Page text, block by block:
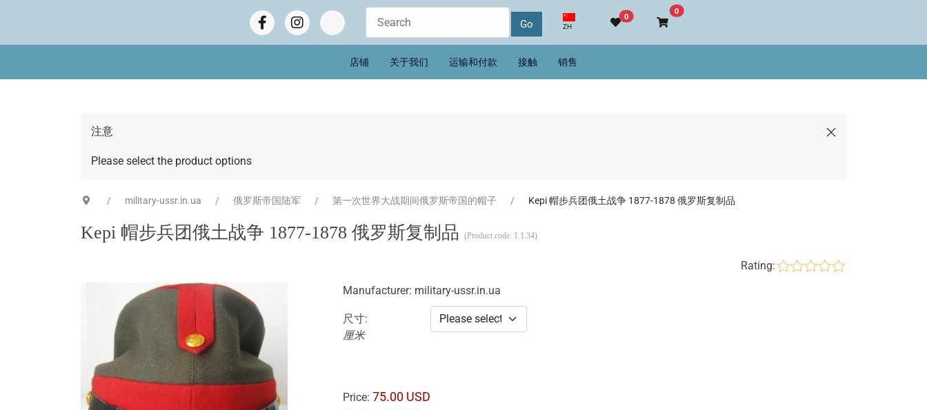
选择你的语音
ZH
0
0Go to cart
店铺 关于我们 运输和付款 接触 销售
注意
Please select the product options
military-ussr.in.ua 俄罗斯帝国陆军 第一次世界大战期间俄罗斯帝国的帽子 Kepi​​ 帽步兵团俄土战争 1877-1878 俄罗斯复制品
Kepi​​ 帽步兵团俄土战争 1877-1878 俄罗斯复制品 (Product code: 1.1.34)
Rating:
Manufacturer: military-ussr.in.ua
尺寸:
厘米
Price: 75.00 USD